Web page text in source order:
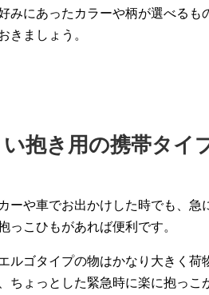
みにあったカラーや柄が選べる
きましょう。
抱き用の携帯タイ
ーや車でお出かけした時でも、急
っこひもがあれば便利です。
ルゴタイプの物はかなり大きく
ちょっとした緊急時に楽に抱っ